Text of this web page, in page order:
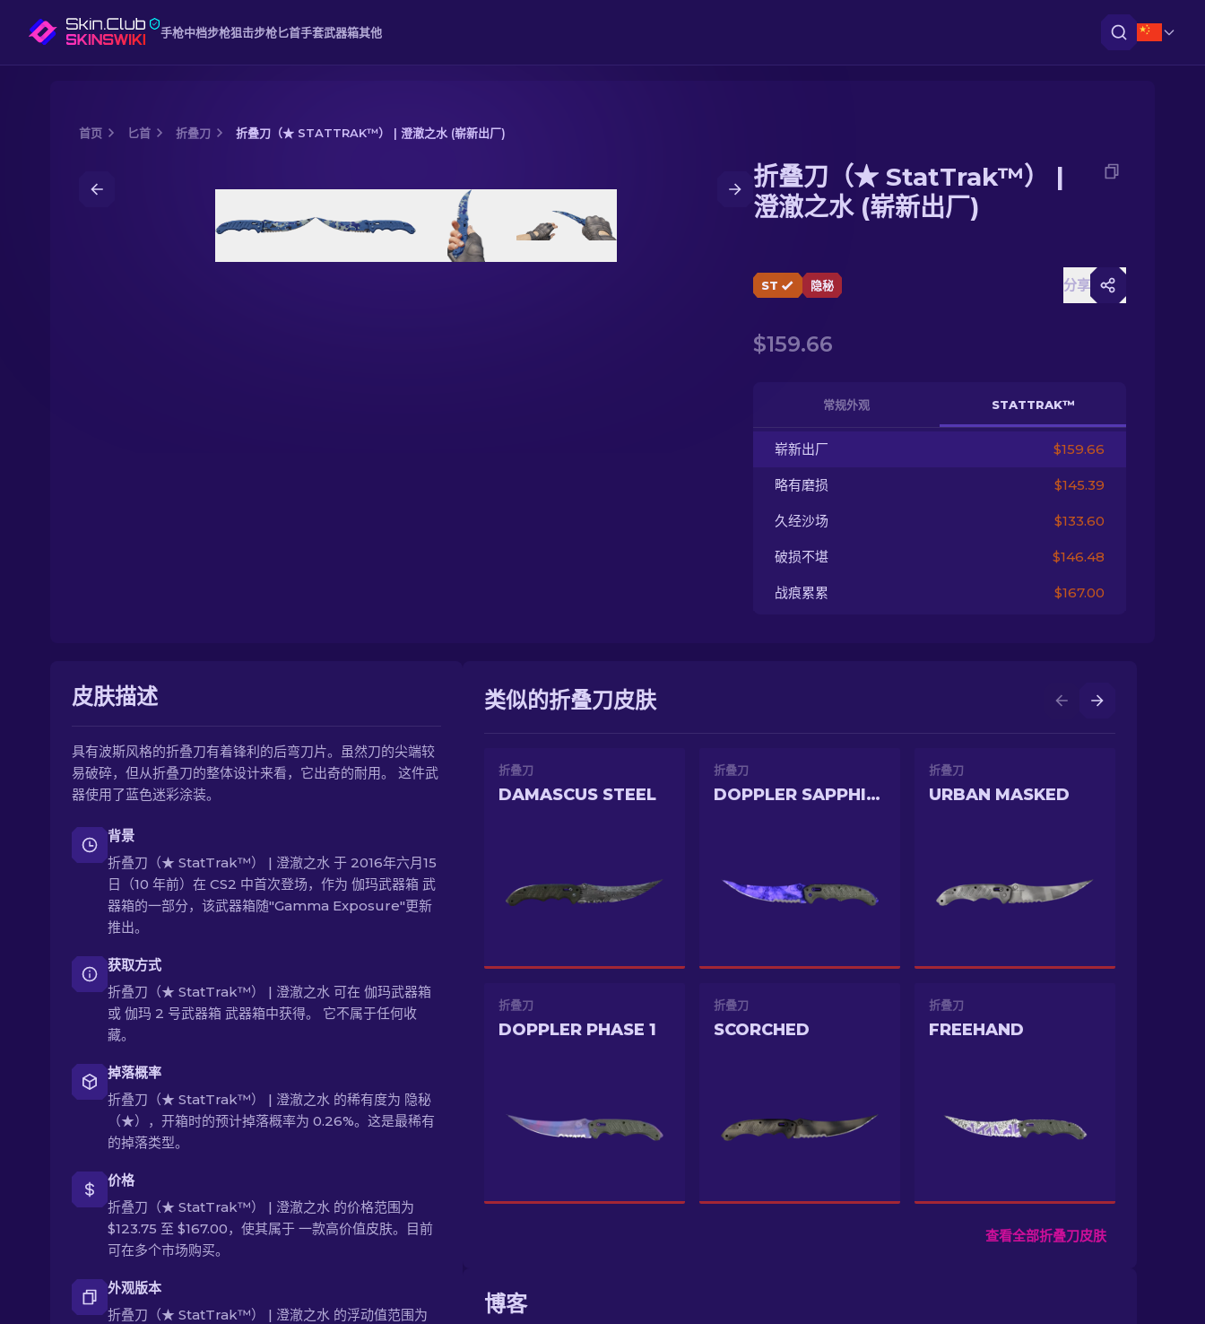
手枪中档步枪狙击步枪 匕首手套武器箱其他
首页 匕首 折叠刀 折叠刀（★ STATTRAK™） | 澄澈之水 (崭新出厂)
折叠刀（★ StatTrak™） | 澄澈之水 (崭新出厂)
折叠刀（★ StatTrak™） |
澄澈之水 (崭新出厂)
ST 隐秘 分享
$159.66
常规外观 STATTRAK™
崭新出厂 $159.66
略有磨损 $145.39
久经沙场 $133.60
破损不堪 $146.48
战痕累累 $167.00
皮肤描述
具有波斯风格的折叠刀有着锋利的后弯刀片。虽然刀的尖端较
易破碎，但从折叠刀的整体设计来看，它出奇的耐用。 这件武
器使用了蓝色迷彩涂装。
背景
折叠刀（★ StatTrak™） | 澄澈之水 于 2016年六月15
日（10 年前）在 CS2 中首次登场，作为 伽玛武器箱 武
器箱的一部分，该武器箱随"Gamma Exposure"更新
推出。
获取方式
折叠刀（★ StatTrak™） | 澄澈之水 可在 伽玛武器箱
或 伽玛 2 号武器箱 武器箱中获得。 它不属于任何收
藏。
掉落概率
折叠刀（★ StatTrak™） | 澄澈之水 的稀有度为 隐秘
（★），开箱时的预计掉落概率为 0.26%。这是最稀有
的掉落类型。
价格
折叠刀（★ StatTrak™） | 澄澈之水 的价格范围为
$123.75 至 $167.00，使其属于 一款高价值皮肤。目前
可在多个市场购买。
外观版本
折叠刀（★ StatTrak™） | 澄澈之水 的浮动值范围为
类似的折叠刀皮肤
折叠刀
DAMASCUS STEEL
折叠刀
DOPPLER SAPPHIRE
折叠刀
URBAN MASKED
折叠刀
DOPPLER PHASE 1
折叠刀
SCORCHED
折叠刀
FREEHAND
查看全部折叠刀皮肤
博客